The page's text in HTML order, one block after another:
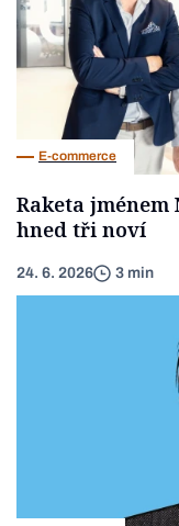
E-commerce
Raketa jménem
hned tři noví
24. 6. 2026 3 min